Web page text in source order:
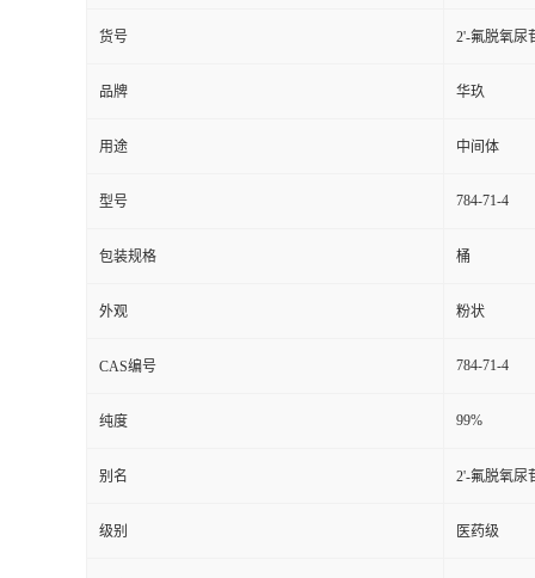
货号 2'-氟脱氧尿
品牌 华玖
用途 中间体
型号 784-71-4
包装规格 桶
外观 粉状
CAS编号 784-71-4
纯度 99%
别名 2'-氟脱氧尿
级别 医药级